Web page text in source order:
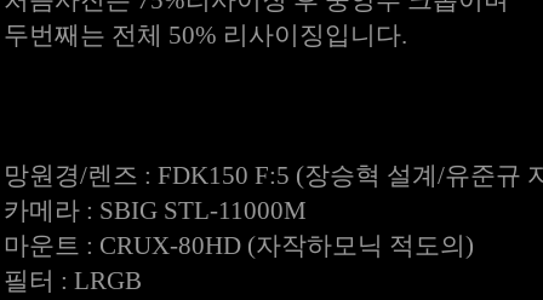
두번째는 전체 50% 리사이징입니다.
망원경/렌즈 : FDK150 F:5 (장승혁 설계/유준규
카메라 : SBIG STL-11000M
마운트 : CRUX-80HD (자작하모닉 적도의)
필터 : LRGB